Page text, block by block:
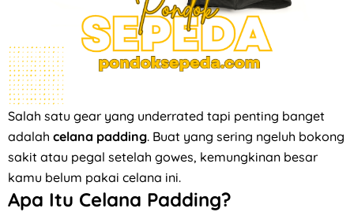
Salah satu gear yang underrated tapi penting banget
adalah celana padding. Buat yang sering ngeluh bokong
sakit atau pegal setelah gowes, kemungkinan besar
kamu belum pakai celana ini.
Apa Itu Celana Padding?